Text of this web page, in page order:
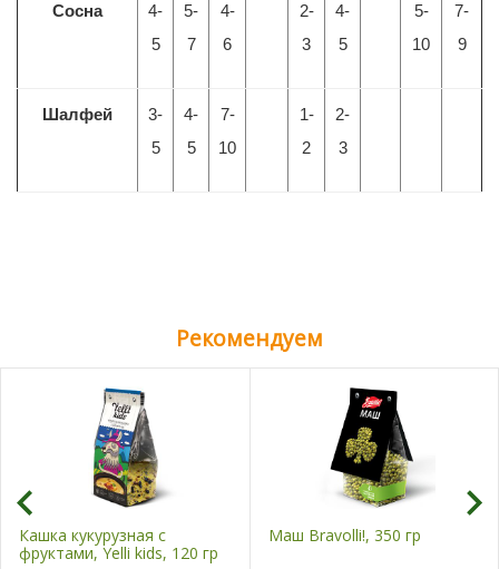
Сосна
4-
5
5-
7
4-
6
2-
3
4-
5
5-
10
7-
9
Шалфей
3-
5
4-
5
7-
10
1-
2
2-
3
Рекомендуем
Кашка кукурузная с
фруктами, Yelli kids, 120 гр
Маш Bravolli!, 350 гр